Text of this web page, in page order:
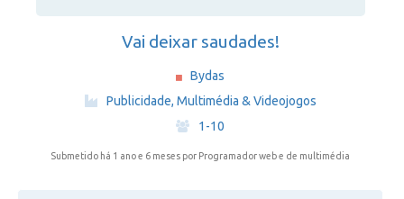
Vai deixar saudades!
Bydas
·
Publicidade, Multimédia & Videojogos
·
1-10
Submetido há 1 ano e 6 meses por Programador web e de multimédia